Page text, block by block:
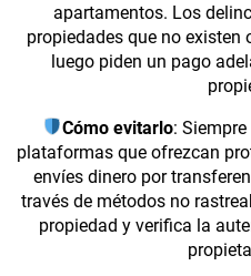
apartamentos. Los
propiedades que no existen
luego piden un pago
Cómo evitarlo:
plataformas que ofrezcan
envíes dinero por
través de métodos no
propiedad y verifica la